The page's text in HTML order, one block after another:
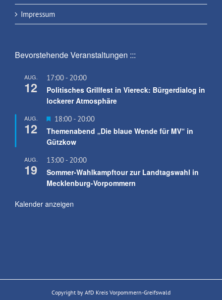
Impressum
Bevorstehende Veranstaltungen :::
AUG.
12
17:00 - 20:00
Politisches Grillfest in Viereck: Bürgerdialog in
lockerer Atmosphäre
AUG.
12
Hervorgehoben
18:00 - 20:00
Themenabend „Die blaue Wende für MV“ in
Gützkow
AUG.
19
13:00 - 20:00
Sommer-Wahlkampftour zur Landtagswahl in
Mecklenburg-Vorpommern
Kalender anzeigen
Copyright by AfD Kreis Vorpommern-Greifswald